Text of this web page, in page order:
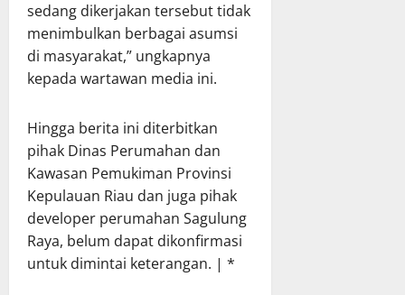
sedang dikerjakan tersebut tidak
menimbulkan berbagai asumsi
di masyarakat,” ungkapnya
kepada wartawan media ini.
Hingga berita ini diterbitkan
pihak Dinas Perumahan dan
Kawasan Pemukiman Provinsi
Kepulauan Riau dan juga pihak
developer perumahan Sagulung
Raya, belum dapat dikonfirmasi
untuk dimintai keterangan. | *